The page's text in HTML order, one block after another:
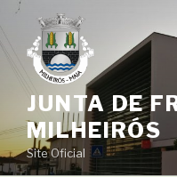
Saltar
o
conteúdo
JUNTA DE
MILHEIRÓS
Site Oficial